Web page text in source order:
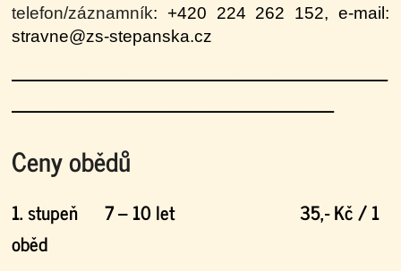
telefon/záznamník: +420 224 262 152, e-mail:
stravne@zs-stepanska.cz
------------------------------------------------------------------------------------
------------------------------------------------------------------------
Ceny obědů
1. stupeň 7 – 10 let 35,- Kč / 1
oběd